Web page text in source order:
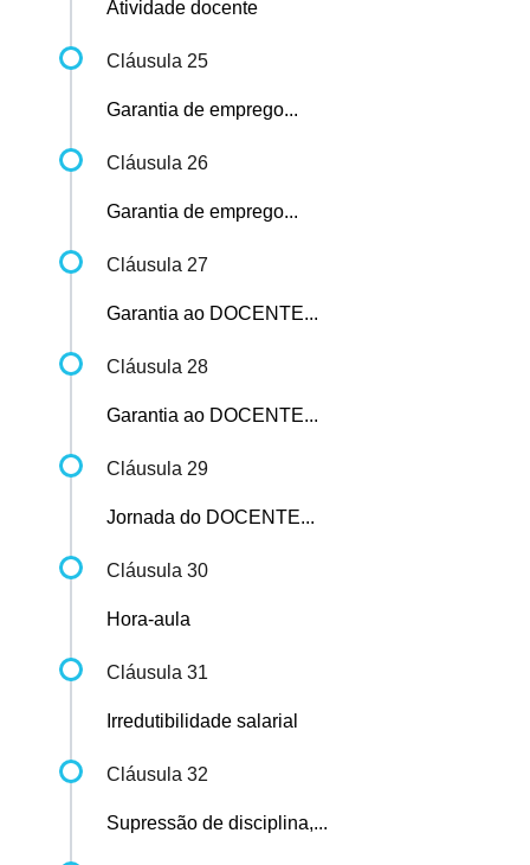
Atividade docente
Cláusula 25
Garantia de emprego...
Cláusula 26
Garantia de emprego...
Cláusula 27
Garantia ao DOCENTE...
Cláusula 28
Garantia ao DOCENTE...
Cláusula 29
Jornada do DOCENTE...
Cláusula 30
Hora-aula
Cláusula 31
Irredutibilidade salarial
Cláusula 32
Supressão de disciplina,...